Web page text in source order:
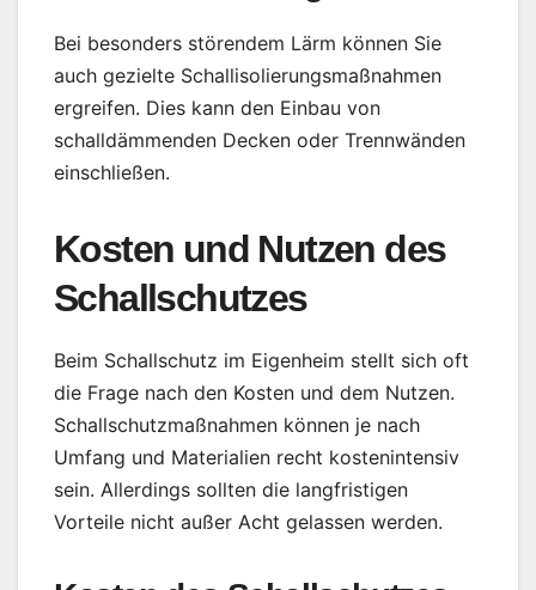
Bei besonders störendem Lärm können Sie
auch gezielte Schallisolierungsmaßnahmen
ergreifen. Dies kann den Einbau von
schalldämmenden Decken oder Trennwänden
einschließen.
Kosten und Nutzen des
Schallschutzes
Beim Schallschutz im Eigenheim stellt sich oft
die Frage nach den Kosten und dem Nutzen.
Schallschutzmaßnahmen können je nach
Umfang und Materialien recht kostenintensiv
sein. Allerdings sollten die langfristigen
Vorteile nicht außer Acht gelassen werden.